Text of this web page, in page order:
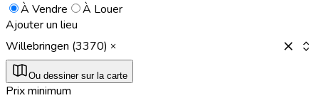
À Vendre
À Louer
Ajouter un lieu
Willebringen (3370)
Ou dessiner sur la carte
Prix minimum